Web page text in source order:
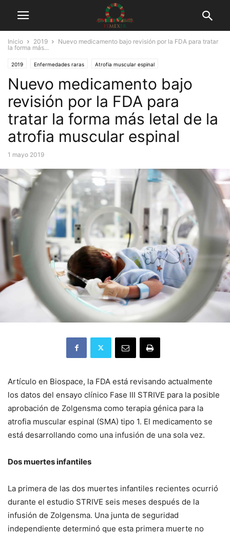
Inicio 2019
Nuevo medicamento bajo revisión por la FDA para tratar
la forma más...
2019 Enfermedades raras Atrofia muscular espinal
Empresas farmacéuticas En los medios de comunicación
Investigación médica Tuits
Nuevo medicamento bajo
revisión por la FDA para
tratar la forma más letal de la
atrofia muscular espinal
1 mayo 2019
Artículo en Biospace, la FDA está revisando actualmente
los datos del ensayo clínico Fase III STRIVE para la posible
aprobación de Zolgensma como terapia génica para la
atrofia muscular espinal (SMA) tipo 1. El medicamento se
está desarrollando como una infusión de una sola vez.
Dos muertes infantiles
La primera de las dos muertes infantiles recientes ocurrió
durante el estudio STRIVE seis meses después de la
infusión de Zolgensma. Una junta de seguridad
independiente determinó que esta primera muerte no